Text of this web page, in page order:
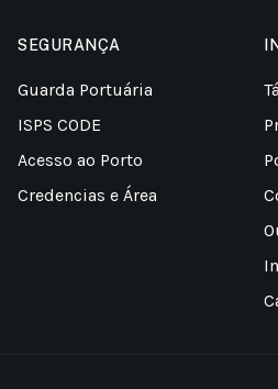
SEGURANÇA
Guarda Portuária
ISPS CODE
Acesso ao Porto
Credencias e Área